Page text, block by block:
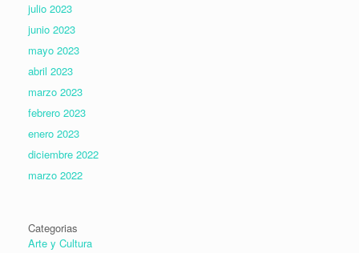
julio 2023
junio 2023
mayo 2023
abril 2023
marzo 2023
febrero 2023
enero 2023
diciembre 2022
marzo 2022
Categorias
Arte y Cultura